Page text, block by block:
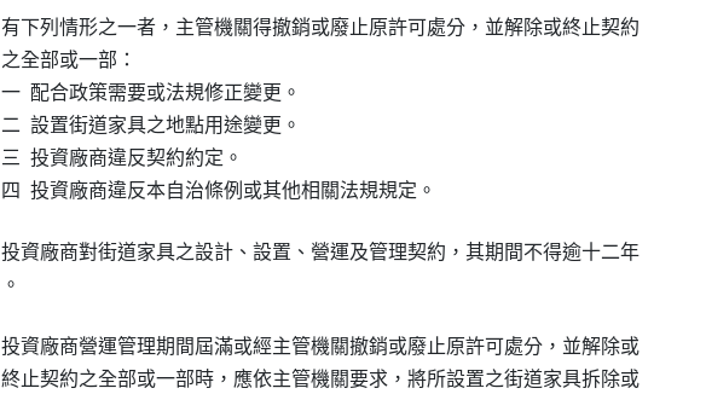
有下列情形之一者，主管機關得撤銷或廢止原許可處分，並解除或終止契約
之全部或一部：
一  配合政策需要或法規修正變更。
二  設置街道家具之地點用途變更。
三  投資廠商違反契約約定。
四  投資廠商違反本自治條例或其他相關法規規定。
投資廠商對街道家具之設計、設置、營運及管理契約，其期間不得逾十二年
。
投資廠商營運管理期間屆滿或經主管機關撤銷或廢止原許可處分，並解除或
終止契約之全部或一部時，應依主管機關要求，將所設置之街道家具拆除或